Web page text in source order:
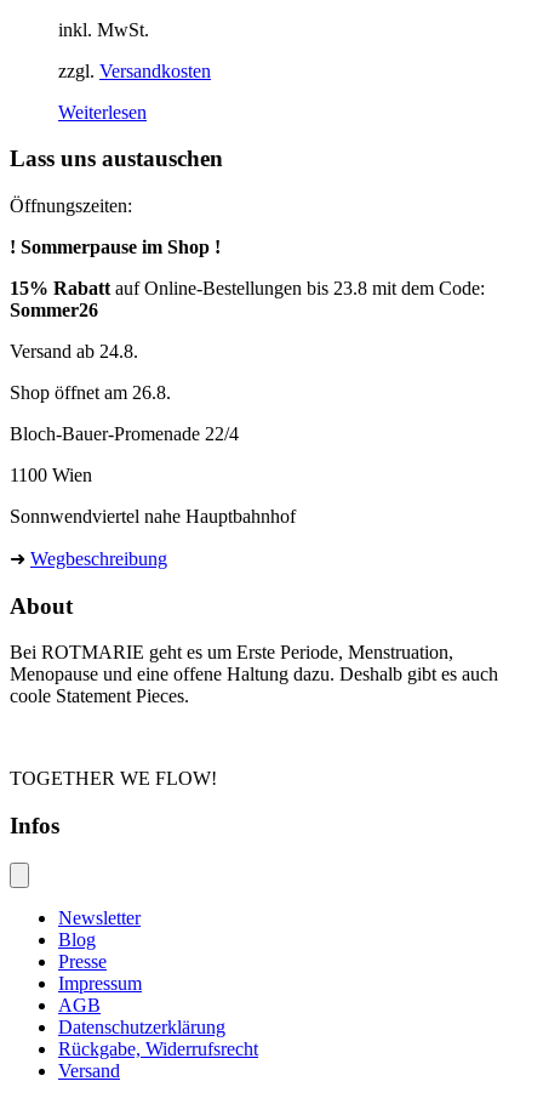
der
inkl. MwSt.
zzgl. Versandkosten
Weiterlesen
Lass uns austauschen
Öffnungszeiten:
! Sommerpause im Shop !
15% Rabatt auf Online-Bestellungen bis 23.8 mit dem Code:
Sommer26
Versand ab 24.8.
Shop öffnet am 26.8.
Bloch-Bauer-Promenade 22/4
1100 Wien
Sonnwendviertel nahe Hauptbahnhof
➜ Wegbeschreibung
About
Bei ROTMARIE geht es um Erste Periode, Menstruation,
Menopause und eine offene Haltung dazu. Deshalb gibt es auch
coole Statement Pieces.
TOGETHER WE FLOW!
Infos
Newsletter
Blog
Presse
Impressum
AGB
Datenschutzerklärung
Rückgabe, Widerrufsrecht
Versand